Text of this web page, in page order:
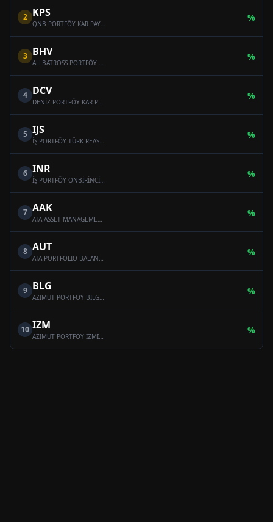
2 KPS
QNB PORTFÖY KAR PAYI ÖDEYEN ONİKİNCİ SERBEST (DÖVİZ) FON
%
3 BHV
ALLBATROSS PORTFÖY BAHAR HİSSE SENEDİ SERBEST FON (HİSSE SENEDİ YOĞUN FON)
%
4 DCV
DENİZ PORTFÖY KAR PAYI ÖDEYEN SERBEST (DÖVİZ) FON
%
5 IJS
İŞ PORTFÖY TÜRK REASÜRANS SERBEST ÖZEL FON
%
6 INR
İŞ PORTFÖY ONBİRİNCİ SERBEST (DÖVİZ) FON
%
7 AAK
ATA ASSET MANAGEMENT MULTI-ASSET VARIABLE FUND
%
8 AUT
ATA PORTFOLİO BALANCED VARİABLE FUND
%
9 BLG
AZİMUT PORTFÖY BİLGE SERBEST ÖZEL FON
%
10 IZM
AZİMUT PORTFÖY İZMİR SERBEST (TL) ÖZEL FON
%